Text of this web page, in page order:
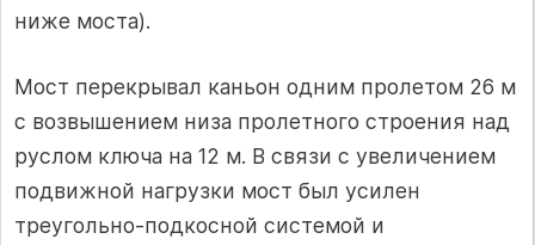
ниже моста).
Мост перекрывал каньон одним пролетом 26 м
с возвышением низа пролетного строения над
руслом ключа на 12 м. В связи с увеличением
подвижной нагрузки мост был усилен
треугольно-подкосной системой и